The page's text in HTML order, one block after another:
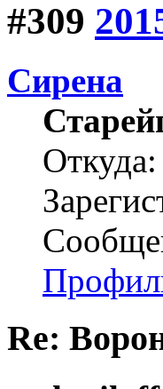
#309
Сирена
Re: